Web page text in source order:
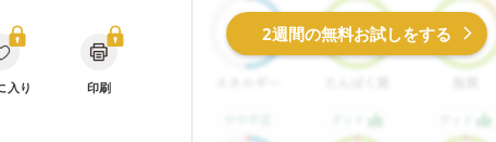
入り 印刷
2週間の無料お試しをする